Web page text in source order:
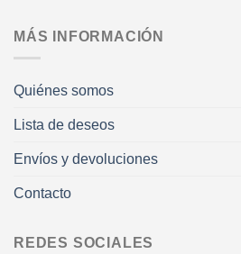
MÁS INFORMACIÓN
Quiénes somos
Lista de deseos
Envíos y devoluciones
Contacto
REDES SOCIALES